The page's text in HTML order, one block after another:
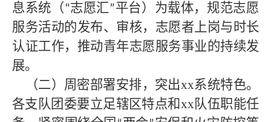
息系统（ “志愿汇”平台）为载体，规范志愿
服务活动的发布、审核，志愿者上岗与时长
认证工作，推动青年志愿服务事业的持续发
展。
（二）周密部署安排，突出xx系统特色。
各支队团委要立足辖区特点和xx队伍职能任